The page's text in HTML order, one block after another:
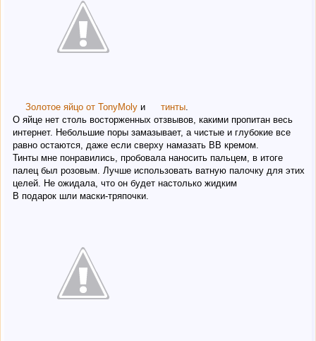
Золотое яйцо от TonyMoly и тинты
О яйце нет столь восторженных отзвывов, какими пропитан весь
интернет. Небольшие поры замазывает, а чистые и глубокие все
равно остаются, даже если сверху намазать BB кремом.
Тинты мне понравились, пробовала наносить пальцем, в итоге
палец был розовым. Лучше использовать ватную палочку для этих
целей. Не ожидала, что он будет настолько жидким
В подарок шли маски-тряпочки.